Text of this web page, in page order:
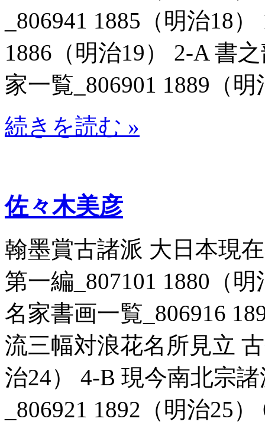
_806941 1885（明治18
1886（明治19） 2-A 書
家一覧_806901 1889（
続きを読む »
佐々木美彦
翰墨賞古諸派 大日本現
第一編_807101 1880（
名家書画一覧_806916
流三幅対浪花名所見立
治24） 4-B 現今南北宗
_806921 1892（明治25